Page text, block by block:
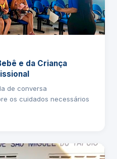
e da Criança
de conversa
os cuidados necessários